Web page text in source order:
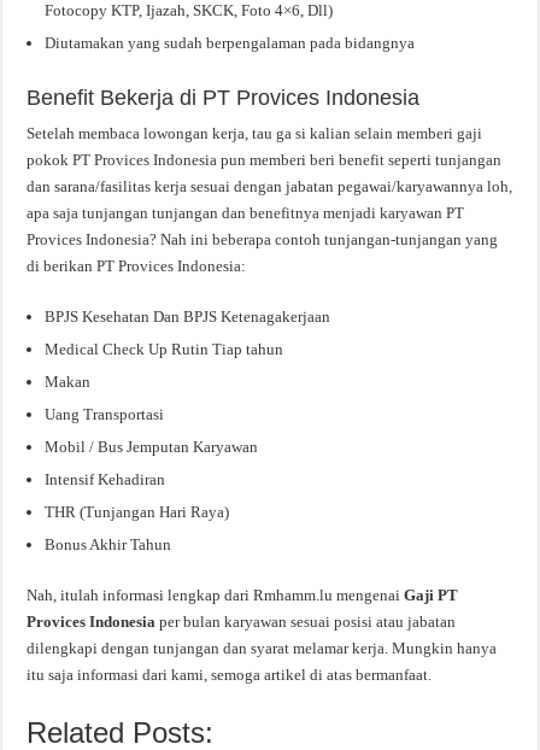
Fotocopy KTP, Ijazah, SKCK, Foto 4×6, Dll)
Diutamakan yang sudah berpengalaman pada bidangnya
Benefit Bekerja di PT Provices Indonesia
Setelah membaca lowongan kerja, tau ga si kalian selain memberi gaji
pokok PT Provices Indonesia pun memberi beri benefit seperti tunjangan
dan sarana/fasilitas kerja sesuai dengan jabatan pegawai/karyawannya loh,
apa saja tunjangan tunjangan dan benefitnya menjadi karyawan PT
Provices Indonesia? Nah ini beberapa contoh tunjangan-tunjangan yang
di berikan PT Provices Indonesia:
BPJS Kesehatan Dan BPJS Ketenagakerjaan
Medical Check Up Rutin Tiap tahun
Makan
Uang Transportasi
Mobil / Bus Jemputan Karyawan
Intensif Kehadiran
THR (Tunjangan Hari Raya)
Bonus Akhir Tahun
Nah, itulah informasi lengkap dari Rmhamm.lu mengenaiGaji PT
Provices Indonesiaper bulan karyawan sesuai posisi atau jabatan
dilengkapi dengan tunjangan dan syarat melamar kerja. Mungkin hanya
itu saja informasi dari kami, semoga artikel di atas bermanfaat.
Related Posts: